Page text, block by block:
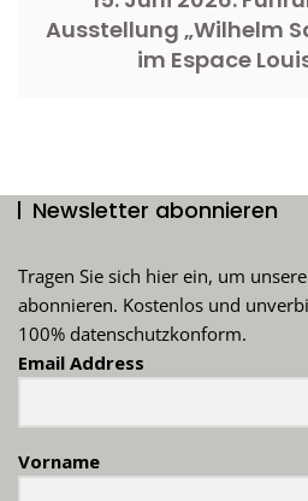
Ausstellung „Wilhelm
im Espace
Newsletter abonnieren
Tragen Sie sich hier ein, um
abonnieren. Kostenlos und
100% datenschutzkonform.
Email Address
Vorname